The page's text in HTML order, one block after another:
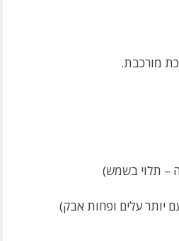
מורכבת.
– תלוי בשמש)
יותר עלים ופחות אבק)